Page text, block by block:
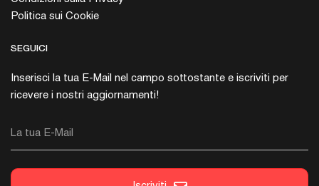
Politica sui Cookie
SEGUICI
Inserisci la tua E-Mail nel campo sottostante e iscriviti per
ricevere i nostri aggiornamenti!
La tua E-Mail